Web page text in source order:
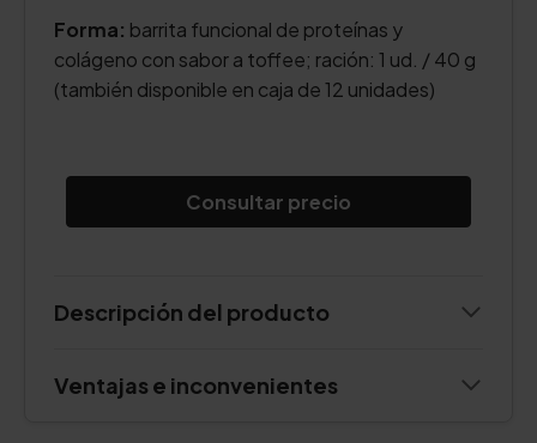
Forma: barrita funcional de proteínas y
colágeno con sabor a toffee; ración: 1 ud. / 40 g
(también disponible en caja de 12 unidades)
Consultar precio
Descripción del producto
Ventajas e inconvenientes